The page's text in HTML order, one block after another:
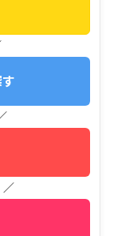
／